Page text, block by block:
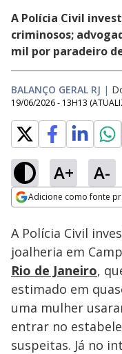
A Polícia Civil
criminosos;
mil por paradeiro
BALANÇO GERAL RJ |
19/06/2026 - 13H13
A+ A-
Adicione como fonte
Ativar
Loaded
18.40%
A Polícia Civil
joalheria em
Rio de Janeiro,
estimado em
uma mulher
entrar no
suspeitas. Já no